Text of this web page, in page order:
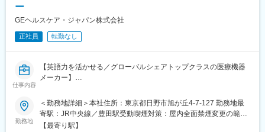
せします。
れます。その検査結果は癌の早期発見につながり、迅速な治療方
■勤務時間帯について
4年目以降は、下記いずれかの勤務時間で1勤務1週間ごとのロー
テーション勤務
シフト ・9:00～17:30・21:30～6:00・0:45～9:15・23:30～
ー
GEヘルスケア・ジャパン株式会社
正社員 転勤なし
仕事内容
【英語力を活かせる／グローバルシェアトップクラスの医療機器
メーカー】
本ポジションでは、部品管理・在庫管理などのマテリアル業務全
般を担当いただきます。具体的には、サプライヤーから部品を生
産計画に沿って入手し、お客様の納期を遵守すること、さらに在
勤務地
＜勤務地詳細＞本社住所：東京都日野市旭が丘4-7-127 勤務地最
寄駅：JR中央線／豊田駅受動喫煙対策：屋内全面禁煙変更の範
囲：会社の定める事業所（リモートワーク含む）
【最寄り駅】